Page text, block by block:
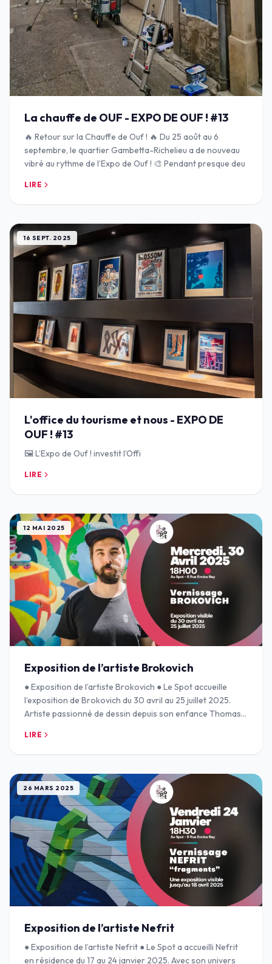
La chauffe de OUF - EXPO DE OUF ! #13
🔥 Retour sur la Chauffe de Ouf ! 🔥 Du 25 août au 6
septembre, le quartier Gambetta-Richelieu a de nouveau
vibré au rythme de l’Expo de Ouf ! 🎨 Pendant presque deu
LIRE
16 SEPT. 2025
L'office du tourisme et nous - EXPO DE
OUF ! #13
🖼️ L’Expo de Ouf ! investit l’Offi
LIRE
12 MAI 2025
Exposition de l’artiste Brokovich
● Exposition de l’artiste Brokovich ● Le Spot accueille
l’exposition de Brokovich du 30 avril au 25 juillet 2025.
Artiste passionné de dessin depuis son enfance Thomas
LIRE
26 MARS 2025
Exposition de l’artiste Nefrit
● Exposition de l’artiste Nefrit ● Le Spot a accueilli Nefrit
en résidence du 17 au 24 janvier 2025. Avec son univers